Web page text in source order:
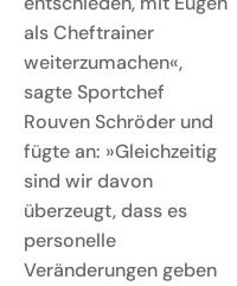
als Cheftrainer
weiterzumachen«,
sagte Sportchef
Rouven Schröder und
fügte an: »Gleichzeitig
sind wir davon
überzeugt, dass es
personelle
Veränderungen geben